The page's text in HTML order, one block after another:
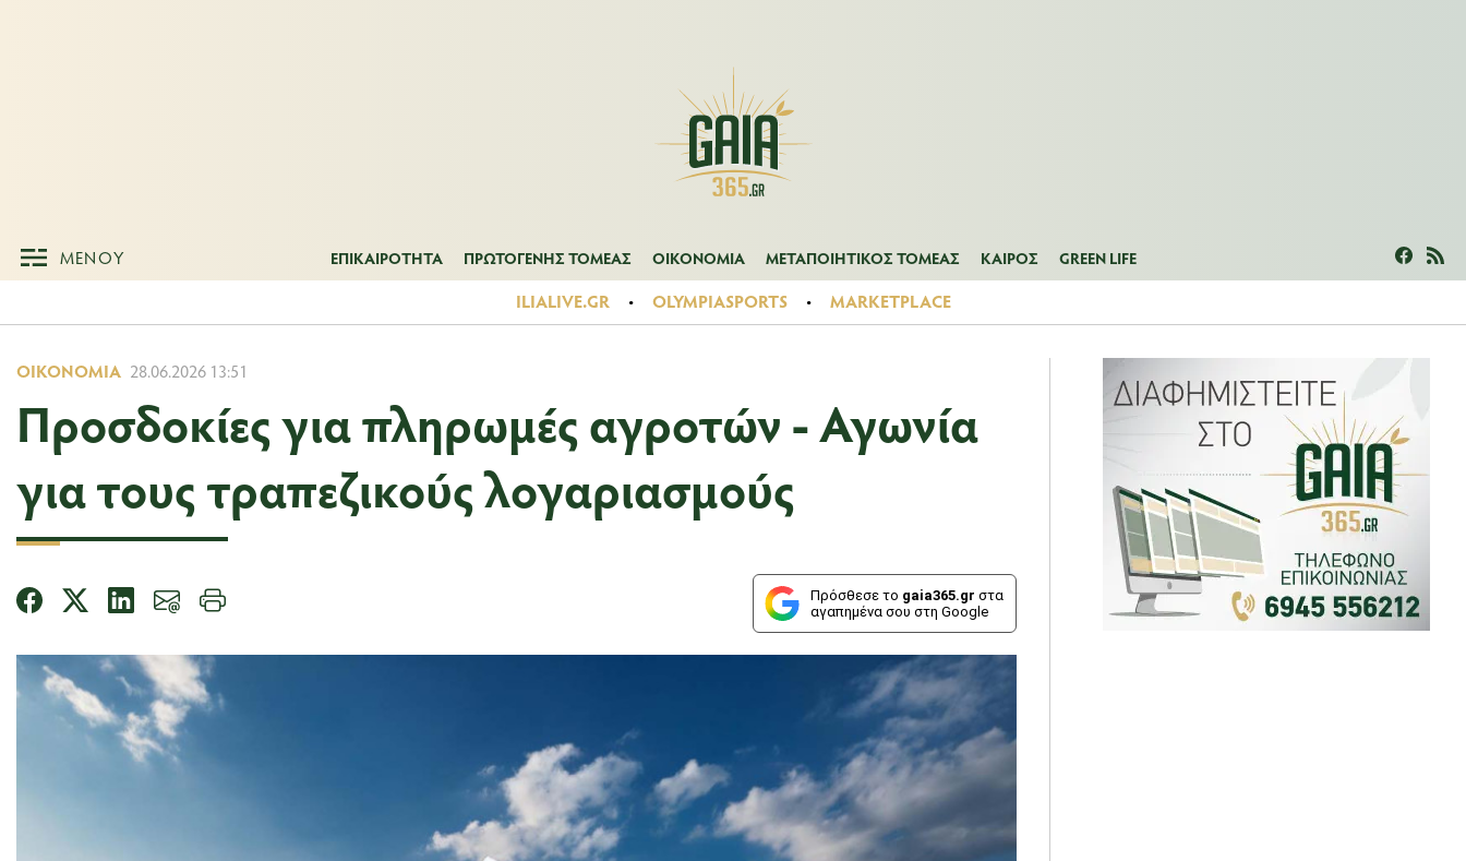
ΜΕΝΟΥ ΕΠΙΚΑΙΡΟΤΗΤΑ ΠΡΩΤΟΓΕΝΗΣ ΤΟΜΕΑΣ ΟΙΚΟΝΟΜΙΑ ΜΕΤΑΠΟΙΗΤΙΚΟΣ ΤΟΜΕΑΣ ΚΑΙΡΟΣ GREEN LIFE
ILIALIVE.GR OLYMPIASPORTS MARKETPLACE
ΟΙΚΟΝΟΜΊΑ 28.06.2026 13:51
Προσδοκίες για πληρωμές αγροτών - Αγωνία
για τους τραπεζικούς λογαριασμούς
Πρόσθεσε το gaia365.gr στα
αγαπημένα σου στη Google